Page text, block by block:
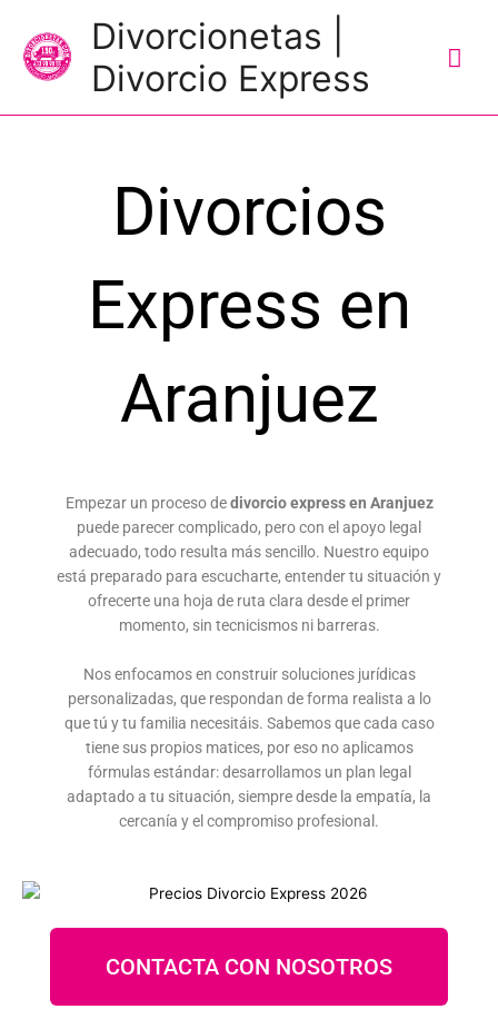
Divorcionetas |
Divorcio Express
Divorcios
Express en
Aranjuez
Empezar un proceso dedivorcio express en Aranjuez
puede parecer complicado, pero con el apoyo legal
adecuado, todo resulta más sencillo. Nuestro equipo
está preparado para escucharte, entender tu situación y
ofrecerte una hoja de ruta clara desde el primer
momento, sin tecnicismos ni barreras.
Nos enfocamos en construir soluciones jurídicas
personalizadas, que respondan de forma realista a lo
que tú y tu familia necesitáis. Sabemos que cada caso
tiene sus propios matices, por eso no aplicamos
fórmulas estándar: desarrollamos un plan legal
adaptado a tu situación, siempre desde la empatía, la
cercanía y el compromiso profesional.
CONTACTA CON NOSOTROS